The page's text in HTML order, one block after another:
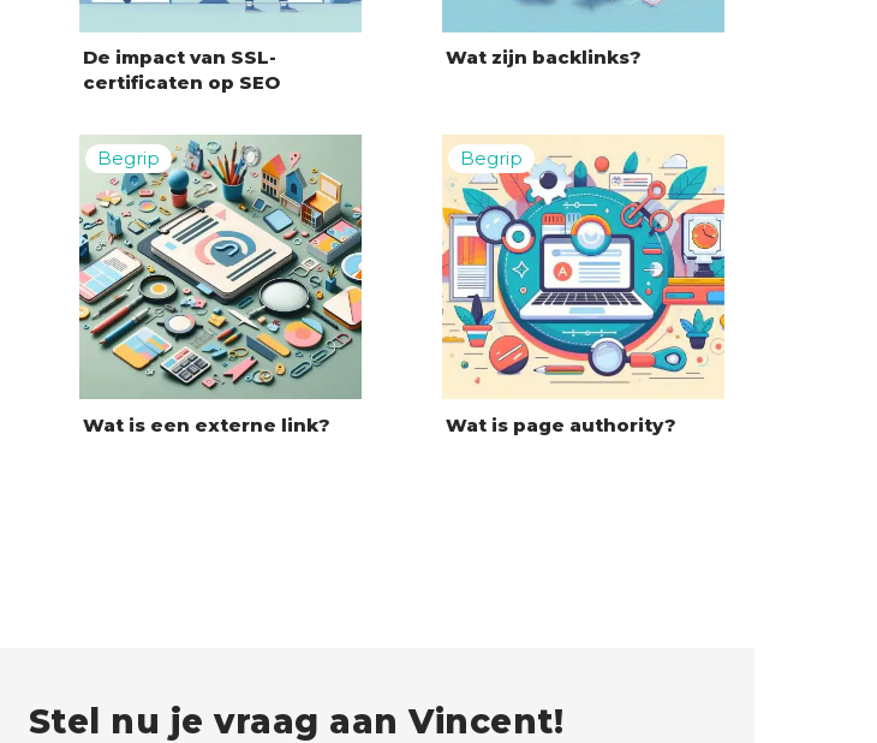
De impact van SSL-
certificaten op SEO
Wat zijn backlinks?
Wat is een externe link? Wat is page authority?
Stel nu je vraag aan Vincent!